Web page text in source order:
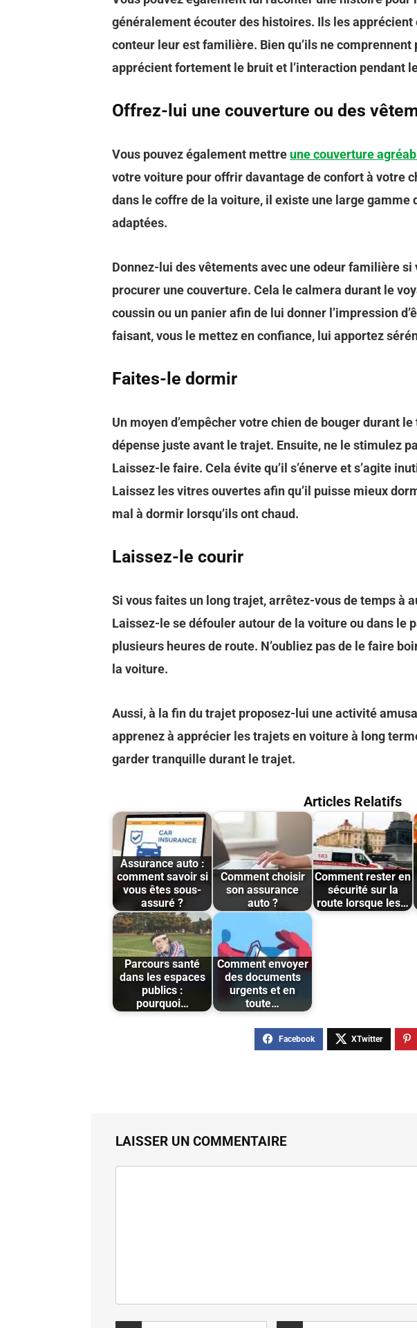
généralement écouter des histoires. Ils les
conteur leur est familière. Bien qu’ils ne comprennent
apprécient fortement le bruit et l’interaction pendant
Offrez-lui une couverture ou des
Vous pouvez également mettre une couverture
votre voiture pour offrir davantage de confort à votre
dans le coffre de la voiture, il existe une large
adaptées.
Donnez-lui des vêtements avec une odeur familière si
procurer une couverture. Cela le calmera durant le
coussin ou un panier afin de lui donner l’impression
faisant, vous le mettez en confiance, lui apportez
Faites-le dormir
Un moyen d’empêcher votre chien de bouger durant
dépense juste avant le trajet. Ensuite, ne le stimulez
Laissez-le faire. Cela évite qu’il s’énerve et s’agite
Laissez les vitres ouvertes afin qu’il puisse mieux
mal à dormir lorsqu’ils ont chaud.
Laissez-le courir
Si vous faites un long trajet, arrêtez-vous de temps à
Laissez-le se défouler autour de la voiture ou dans le
plusieurs heures de route. N’oubliez pas de le faire
la voiture.
Aussi, à la fin du trajet proposez-lui une activité
apprenez à apprécier les trajets en voiture à long
garder tranquille durant le trajet.
Articles Relatifs
Assurance auto :
comment savoir si
vous êtes sous-
assuré ?
Comment choisir
son assurance
auto ?
Comment rester en
sécurité sur la
route lorsque les…
Parcours santé
dans les espaces
publics :
pourquoi…
Comment envoyer
des documents
urgents et en
toute…
LAISSER UN COMMENTAIRE